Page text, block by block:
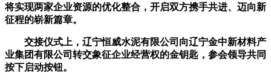
将实现两家企业资源的优化整合，开启双方携手共进、迈向新
征程的崭新篇章。
交接仪式上，辽宁恒威水泥有限公司向辽宁金中新材料产
业集团有限公司转交象征企业经营权的金钥匙，参会领导共同
按下启动按钮。